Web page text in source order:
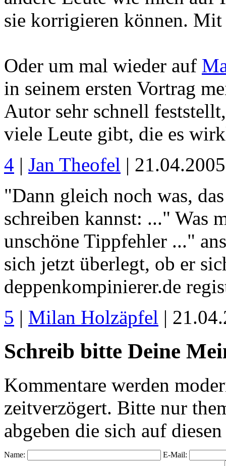
sie korrigieren können.
Oder um mal wieder auf
in seinem ersten Vortrag
Autor sehr schnell
viele Leute gibt, die es
4 | Jan Theofel |
"Dann gleich noch was,
schreiben kannst: ..." Was
unschöne Tippfehler ..."
sich jetzt überlegt, ob er
deppenkompinierer.de
5 | Milan Holzäpfel |
Schreib bitte Deine
Kommentare werden
zeitverzögert. Bitte nur
abgeben die sich auf
Name: E-Mail: